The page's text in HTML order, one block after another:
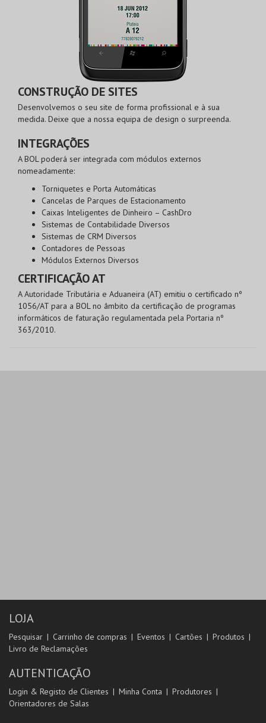
CONSTRUÇÃO DE SITES
Desenvolvemos o seu site de forma profissional e à sua
medida. Deixe que a nossa equipa de design o surpreenda.
INTEGRAÇÕES
A BOL poderá ser integrada com módulos externos
nomeadamente:
Torniquetes e Porta Automáticas
Cancelas de Parques de Estacionamento
Caixas Inteligentes de Dinheiro – CashDro
Sistemas de Contabilidade Diversos
Sistemas de CRM Diversos
Contadores de Pessoas
Módulos Externos Diversos
CERTIFICAÇÃO AT
A Autoridade Tributária e Aduaneira (AT) emitiu o certificado nº
1056/AT para a BOL no âmbito da certificação de programas
informáticos de faturação regulamentada pela Portaria nº
363/2010.
LOJA
Pesquisar Carrinho de compras Eventos Cartões
Produtos
Livro de Reclamações
AUTENTICAÇÃO
Login & Registo de Clientes Minha Conta
Produtores
Orientadores de Salas